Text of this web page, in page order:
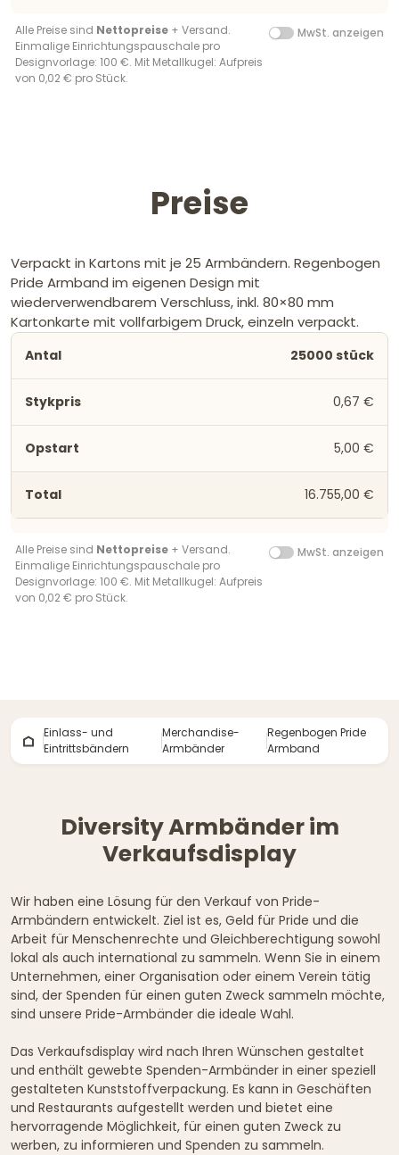
Alle Preise sind Nettopreise + Versand.
Einmalige Einrichtungspauschale pro
Designvorlage: 100 €. Mit Metallkugel: Aufpreis
von 0,02 € pro Stück.
MwSt. anzeigen
Preise
Verpackt in Kartons mit je 25 Armbändern. Regenbogen
Pride Armband im eigenen Design mit
wiederverwendbarem Verschluss, inkl. 80×80 mm
Kartonkarte mit vollfarbigem Druck, einzeln verpackt.
25000 stück
0,67 €
5,00 €
16.755,00 €
Alle Preise sind Nettopreise + Versand.
Einmalige Einrichtungspauschale pro
Designvorlage: 100 €. Mit Metallkugel: Aufpreis
von 0,02 € pro Stück.
MwSt. anzeigen
Einlass- und
Eintrittsbändern
Merchandise-
Armbänder
Regenbogen Pride
Armband
Diversity Armbänder im
Verkaufsdisplay
Wir haben eine Lösung für den Verkauf von Pride-
Armbändern entwickelt. Ziel ist es, Geld für Pride und die
Arbeit für Menschenrechte und Gleichberechtigung sowohl
lokal als auch international zu sammeln. Wenn Sie in einem
Unternehmen, einer Organisation oder einem Verein tätig
sind, der Spenden für einen guten Zweck sammeln möchte,
sind unsere Pride-Armbänder die ideale Wahl.
Das Verkaufsdisplay wird nach Ihren Wünschen gestaltet
und enthält gewebte Spenden-Armbänder in einer speziell
gestalteten Kunststoffverpackung. Es kann in Geschäften
und Restaurants aufgestellt werden und bietet eine
hervorragende Möglichkeit, für einen guten Zweck zu
werben, zu informieren und Spenden zu sammeln.